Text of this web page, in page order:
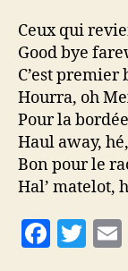
Ceux qui
Good bye
C’est
Hourra, oh
Pour la
Haul away,
Bon pour le
Hal’ matelot,
F
T